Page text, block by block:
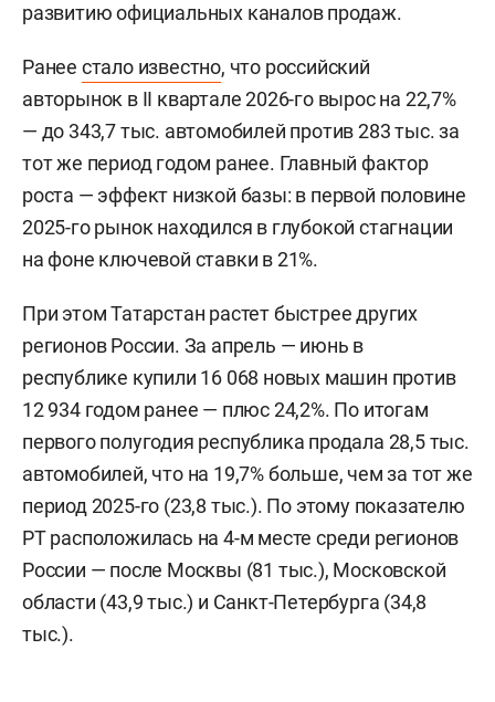
развитию официальных каналов продаж.
Ранее стало известно, что российский
авторынок в II квартале 2026-го вырос на 22,7%
— до 343,7 тыс. автомобилей против 283 тыс. за
тот же период годом ранее. Главный фактор
роста — эффект низкой базы: в первой половине
2025-го рынок находился в глубокой стагнации
на фоне ключевой ставки в 21%.
При этом Татарстан растет быстрее других
регионов России. За апрель — июнь в
республике купили 16 068 новых машин против
12 934 годом ранее — плюс 24,2%. По итогам
первого полугодия республика продала 28,5 тыс.
автомобилей, что на 19,7% больше, чем за тот же
период 2025-го (23,8 тыс.). По этому показателю
РТ расположилась на 4-м месте среди регионов
России — после Москвы (81 тыс.), Московской
области (43,9 тыс.) и Санкт-Петербурга (34,8
тыс.).